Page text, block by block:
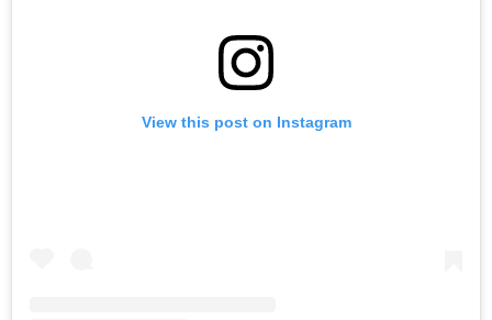
View this post on Instagram